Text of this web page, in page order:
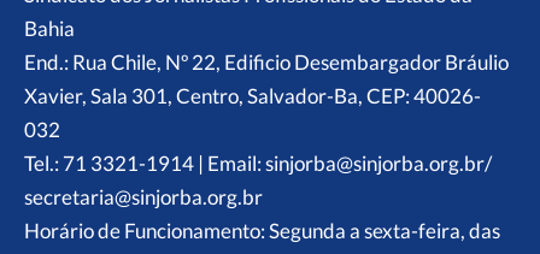
Bahia
End.: Rua Chile, Nº 22, Edificio Desembargador Bráulio
Xavier, Sala 301, Centro, Salvador-Ba, CEP: 40026-
032
Tel.: 71 3321-1914 | Email: sinjorba@sinjorba.org.br/
secretaria@sinjorba.org.br
Horário de Funcionamento: Segunda a sexta-feira, das